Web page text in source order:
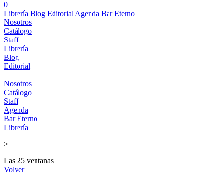
0
Librería Blog Editorial Agenda Bar Eterno
Nosotros
Catálogo
Staff
Librería
Blog
Editorial
+
Nosotros
Catálogo
Staff
Agenda
Bar Eterno
Librería
>
Las 25 ventanas
Volver